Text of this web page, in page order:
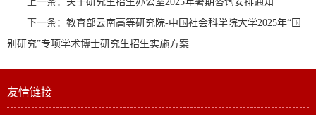
下一条： 教育部云南高等研究院-中国社会科学院大学2025年“国
别研究”专项学术博士研究生招生实施方案
友情链接